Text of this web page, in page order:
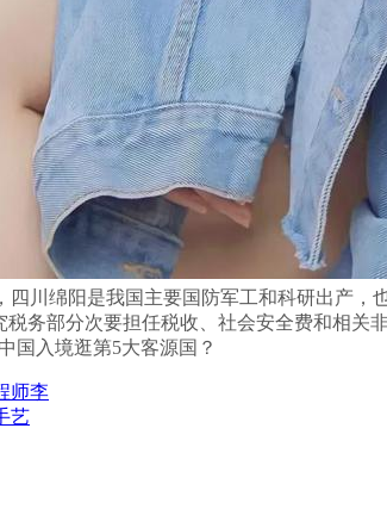
川绵阳是我国主要国防军工和科研出产
务部分次要担任税收、社会安全费和相
国入境逛第5大客源国？
师李
艺